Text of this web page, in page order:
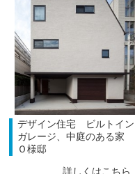
デザイン住宅 ビルトイン
ガレージ、中庭のある家
Ｏ様邸
詳しくはこちら